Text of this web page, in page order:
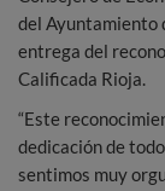
del Ayuntamiento
entrega del
Calificada Rioja.
“Este
dedicación de
sentimos muy